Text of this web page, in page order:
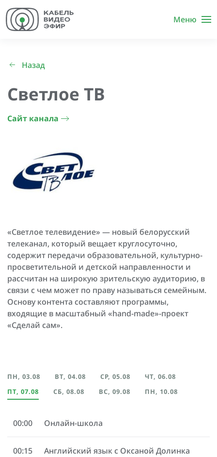
Меню
Назад
Светлое ТВ
Сайт канала
«Светлое телевидение» — новый белорусский
телеканал, который вещает круглосуточно,
содержит передачи образовательной, культурно-
просветительной и детской направленности и
рассчитан на широкую зрительскую аудиторию, в
связи с чем может по праву называться семейным.
Основу контента составляют программы,
входящие в масштабный «hand-made»-проект
«Сделай сам».
ПН, 03.08 ВТ, 04.08 СР, 05.08
ЧТ, 06.08
ПТ, 07.08
СБ, 08.08 ВС, 09.08 ПН, 10.08
00:00 Онлайн-школа
00:15 Английский язык с Оксаной Долинка